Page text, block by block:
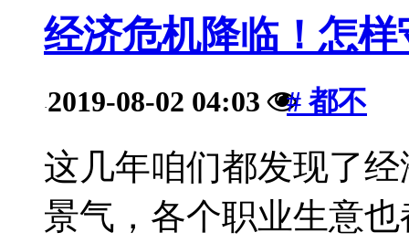
经济危机降临！怎
·2019-08-02 04:03 # 都不
这几年咱们都发现了
景气，各个职业生意